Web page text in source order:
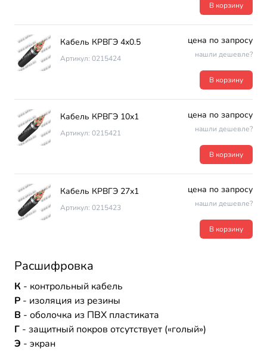
В корзину
Кабель КРВГЭ 4х0.5
Артикул: 0215424
цена по запросу
нашли дешевле?
В корзину
Кабель КРВГЭ 10х1
Артикул: 0215421
цена по запросу
нашли дешевле?
В корзину
Кабель КРВГЭ 27х1
Артикул: 0215423
цена по запросу
нашли дешевле?
В корзину
Расшифровка
К - контрольный кабель
Р - изоляция из резины
В - оболочка из ПВХ пластиката
Г - защитный покров отсутствует («голый»)
Э - экран